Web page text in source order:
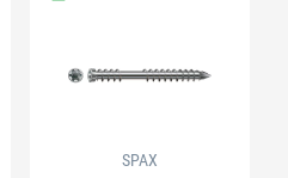
SPAX